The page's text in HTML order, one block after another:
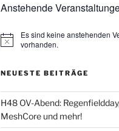
Anstehende
Es sind keine anstehenden
vorhanden.
NEUESTE BEITRÄGE
H48 OV-Abend:
MeshCore und mehr!